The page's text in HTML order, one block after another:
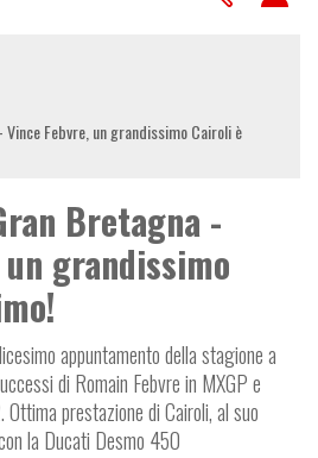
Febvre, un grandissimo Cairoli è
Bretagna -
grandissimo
appuntamento della stagione a
di Romain Febvre in MXGP e
prestazione di Cairoli, al suo
la Ducati Desmo 450